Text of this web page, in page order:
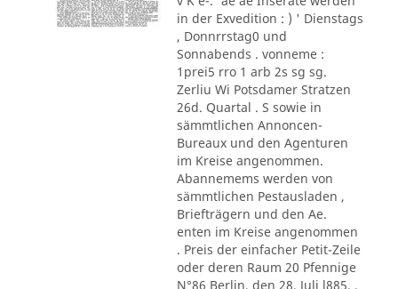
in der Exvedition : ) ' Dienstags
, Donnrrstag0 und
Sonnabends . vonneme :
1prei5 rro 1 arb 2s sg sg.
Zerliu Wi Potsdamer Stratzen
26d. Quartal . S sowie in
sämmtlichen Annoncen-
Bureaux und den Agenturen
im Kreise angenommen.
Abannemems werden von
sämmtlichen Pestausladen ,
Briefträgern und den Ae.
enten im Kreise angenommen
. Preis der einfacher Petit-Zeile
oder deren Raum 20 Pfennige
N°86 Berlin. den 28. Juli l885. .